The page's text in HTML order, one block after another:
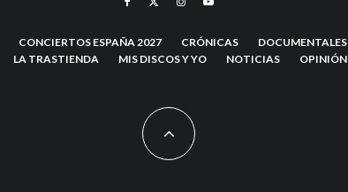
CONCIERTOS ESPAÑA 2027 CRÓNICAS DOCUMENTALES
LA TRASTIENDA MIS DISCOS Y YO NOTICIAS OPINIÓN